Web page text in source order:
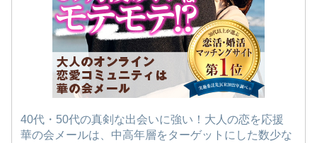
40代・50代の真剣な出会いに強い！大人の恋を応援
華の会メールは、中高年層をターゲットにした数少な